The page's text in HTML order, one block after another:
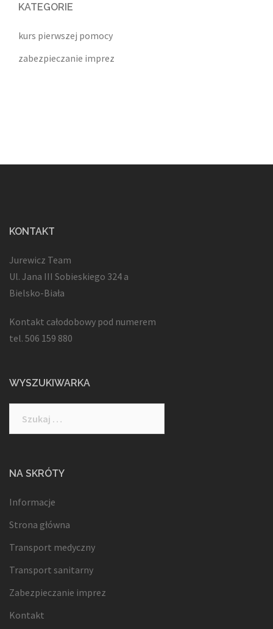
KATEGORIE
kurs pierwszej pomocy
zabezpieczanie imprez
KONTAKT
Jurewicz Team
Ul. Jana III Sobieskiego 324 a
Bielsko-Biała
Kontakt całodobowy pod numerem
tel. 506 159 880
WYSZUKIWARKA
NA SKRÓTY
Informacje
Strona główna
Transport medyczny
Transport sanitarny
Zabezpieczanie imprez
Kontakt